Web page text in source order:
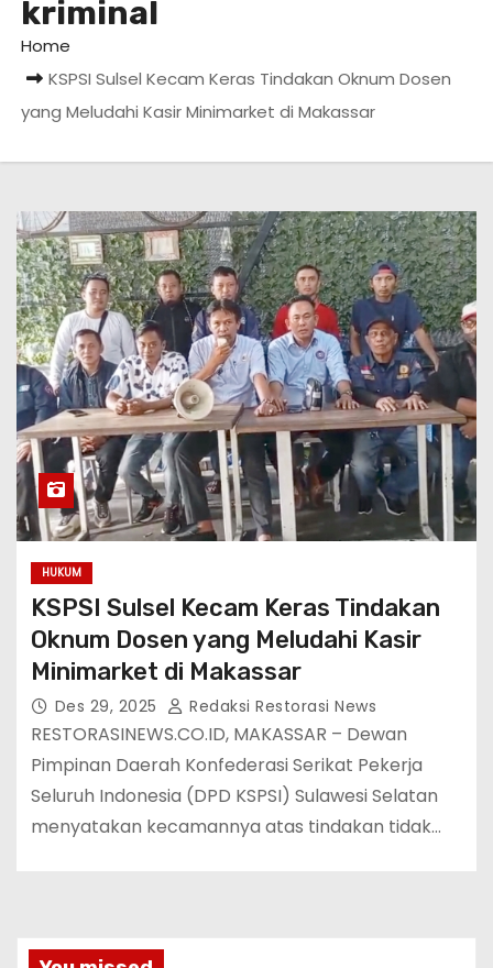
kriminal
Home
KSPSI Sulsel Kecam Keras Tindakan Oknum Dosen
yang Meludahi Kasir Minimarket di Makassar
HUKUM
KSPSI Sulsel Kecam Keras Tindakan
Oknum Dosen yang Meludahi Kasir
Minimarket di Makassar
Des 29, 2025 Redaksi Restorasi News
RESTORASINEWS.CO.ID, MAKASSAR – Dewan
Pimpinan Daerah Konfederasi Serikat Pekerja
Seluruh Indonesia (DPD KSPSI) Sulawesi Selatan
menyatakan kecamannya atas tindakan tidak…